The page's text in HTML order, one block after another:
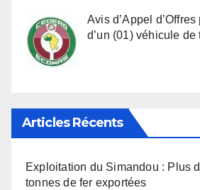
Avis d’Appel
d’un (01) véhicule
Articles Récents
Exploitation du Simandou : Plus
tonnes de fer exportées